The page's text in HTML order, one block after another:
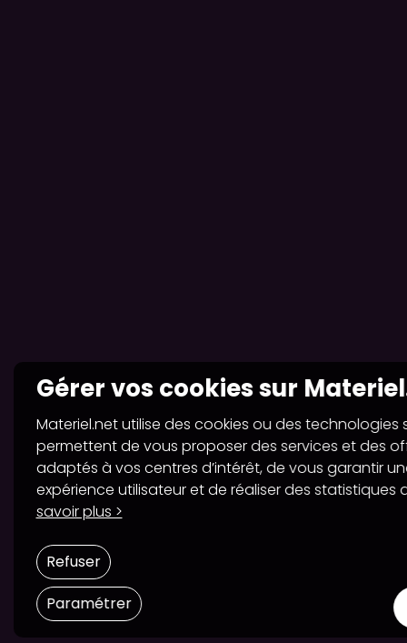
Gérer vos cookies sur
Materiel.net utilise des cookies ou des technologies
permettent de vous proposer des services et des
adaptés à vos centres d’intérêt, de vous garantir
expérience utilisateur et de réaliser des statistiques
savoir plus >
Paramétrer
Refuser